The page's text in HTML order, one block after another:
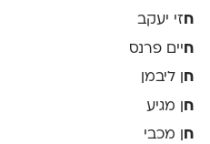
חזי יעקב
חיים פרנס
ח
ן ליבמן
ח
ן מגיע
ח ן מכבי